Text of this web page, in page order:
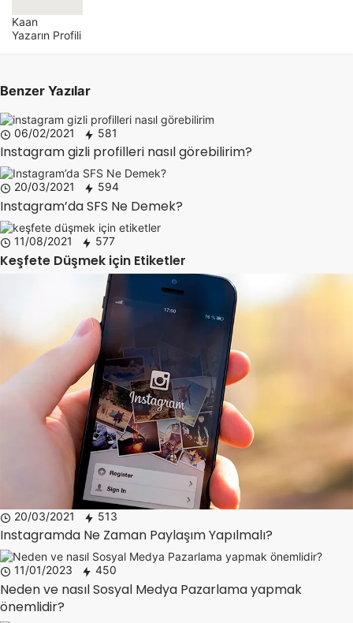
Kaan
Yazarın Profili
Benzer Yazılar
06/02/2021 581
Instagram gizli profilleri nasıl görebilirim?
20/03/2021 594
Instagram’da SFS Ne Demek?
11/08/2021 577
Keşfete Düşmek için Etiketler
20/03/2021 513
Instagramda Ne Zaman Paylaşım Yapılmalı?
11/01/2023 450
Neden ve nasıl Sosyal Medya Pazarlama yapmak
önemlidir?